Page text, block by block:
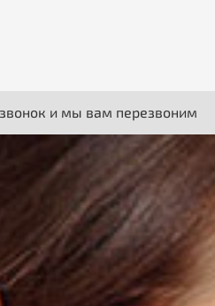
и мы вам перезвоним